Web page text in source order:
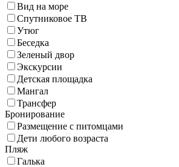
Вид на море
Спутниковое ТВ
Утюг
Беседка
Зеленый двор
Экскурсии
Детская площадка
Мангал
Трансфер
Бронирование
Размещение с питомцами
Дети любого возраста
Пляж
Галька